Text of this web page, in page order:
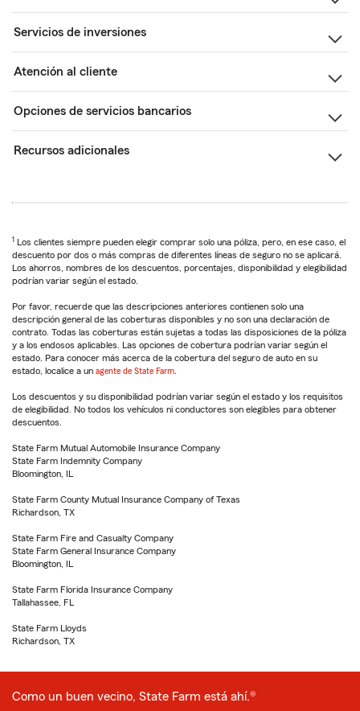
Servicios de inversiones
Atención al cliente
Opciones de servicios bancarios
Recursos adicionales
1 Los clientes siempre pueden elegir comprar solo una póliza, pero, en ese caso, el
descuento por dos o más compras de diferentes líneas de seguro no se aplicará.
Los ahorros, nombres de los descuentos, porcentajes, disponibilidad y elegibilidad
podrían variar según el estado.
Por favor, recuerde que las descripciones anteriores contienen solo una
descripción general de las coberturas disponibles y no son una declaración de
contrato. Todas las coberturas están sujetas a todas las disposiciones de la póliza
y a los endosos aplicables. Las opciones de cobertura podrían variar según el
estado. Para conocer más acerca de la cobertura del seguro de auto en su
estado, localice a un agente de State Farm
Los descuentos y su disponibilidad podrían variar según el estado y los requisitos
de elegibilidad. No todos los vehículos ni conductores son elegibles para obtener
descuentos.
State Farm Mutual Automobile Insurance Company
State Farm Indemnity Company
Bloomington, IL
State Farm County Mutual Insurance Company of Texas
Richardson, TX
State Farm Fire and Casualty Company
State Farm General Insurance Company
Bloomington, IL
State Farm Florida Insurance Company
Tallahassee, FL
State Farm Lloyds
Richardson, TX
Como un buen vecino, State Farm está ahí.®